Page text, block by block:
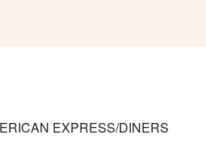
EXPRESS/DINERS